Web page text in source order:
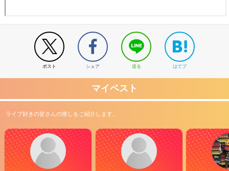
ポスト シェア 送る はてブ
マイベスト
ライブ好きの皆さんの推しをご紹介します。